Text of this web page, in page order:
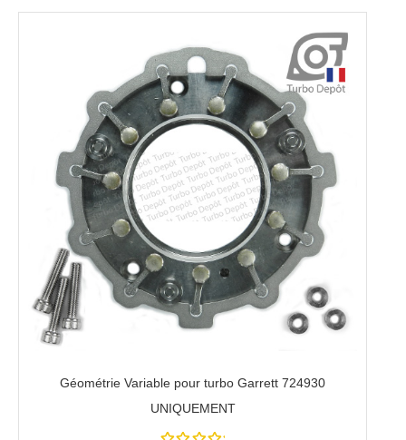
Géométrie Variable pour turbo Garrett 724930
UNIQUEMENT